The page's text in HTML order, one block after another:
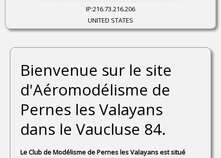
IP:216.73.216.206
UNITED STATES
Bienvenue sur le site
d'Aéromodélisme de
Pernes les Valayans
dans le Vaucluse 84.
Le Club de Modélisme de Pernes les Valayans est situé